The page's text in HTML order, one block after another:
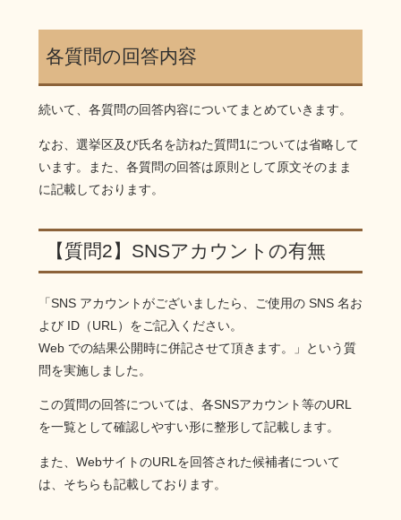
各質問の回答内容
続いて、各質問の回答内容についてまとめていきます。
なお、選挙区及び氏名を訪ねた質問1については省略して
います。また、各質問の回答は原則として原文そのまま
に記載しております。
【質問2】SNSアカウントの有無
「SNS アカウントがございましたら、ご使用の SNS 名お
よび ID（URL）をご記入ください。
Web での結果公開時に併記させて頂きます。」という質
問を実施しました。
この質問の回答については、各SNSアカウント等のURL
を一覧として確認しやすい形に整形して記載します。
また、WebサイトのURLを回答された候補者について
は、そちらも記載しております。